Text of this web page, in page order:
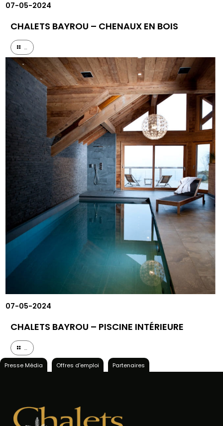
07-05-2024
CHALETS BAYROU – CHENAUX EN BOIS
...
07-05-2024
CHALETS BAYROU – PISCINE INTÉRIEURE
...
Presse Média Offres d'emploi Partenaires